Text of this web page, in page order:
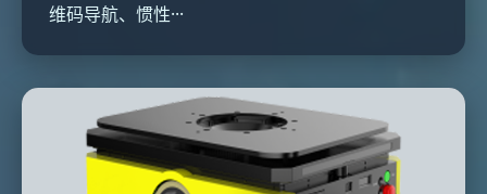
维码导航、惯性···